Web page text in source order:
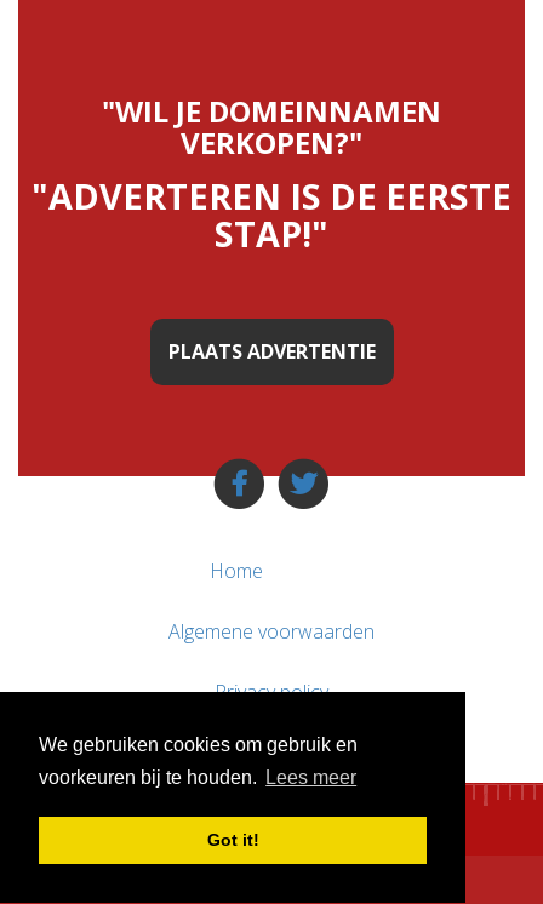
We gebruiken cookies om gebruik en
voorkeuren bij te houden.
Lees meer
Got it!
"WIL JE DOMEINNAMEN
VERKOPEN?"
"ADVERTEREN IS DE EERSTE
STAP!"
PLAATS ADVERTENTIE
Home
Algemene voorwaarden
Privacy policy
Contact / Support